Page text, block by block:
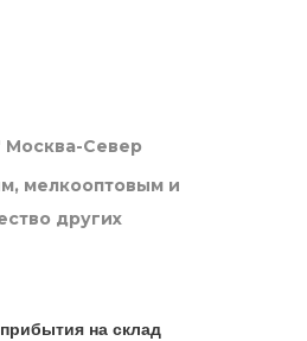
Москва-Север
мелкооптовым и
других
на склад